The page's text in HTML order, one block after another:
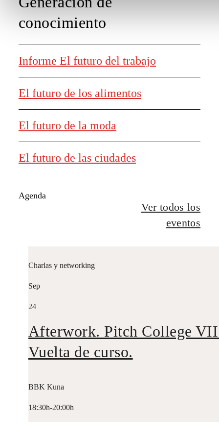
conocimiento
Informe El futuro del trabajo
El futuro de los alimentos
El futuro de la moda
El futuro de las ciudades
Agenda
Ver todos los
eventos
Charlas y networking
Sep
24
Afterwork. Pitch College
Vuelta de curso.
BBK Kuna
18:30h-20:00h